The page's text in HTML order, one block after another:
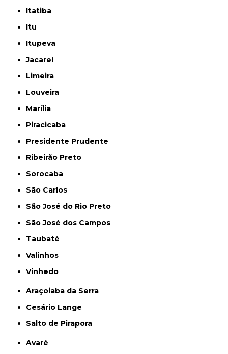
Itatiba
Itu
Itupeva
Jacareí
Limeira
Louveira
Marília
Piracicaba
Presidente Prudente
Ribeirão Preto
Sorocaba
São Carlos
São José do Rio Preto
São José dos Campos
Taubaté
Valinhos
Vinhedo
Araçoiaba da Serra
Cesário Lange
Salto de Pirapora
Avaré